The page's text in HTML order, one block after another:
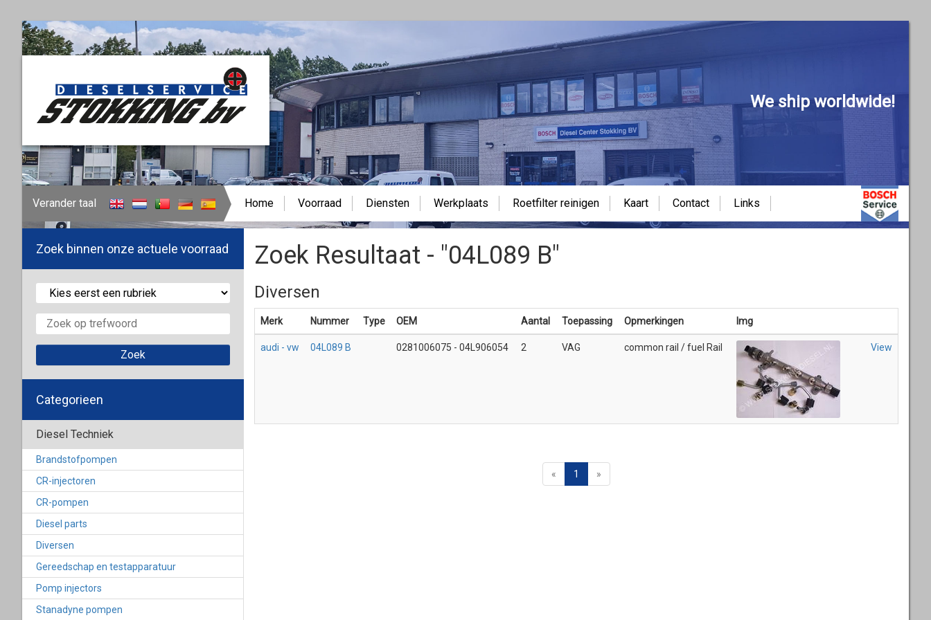
We ship worldwide!
Verander taal Home Voorraad Diensten Werkplaats Roetfilter reinigen Kaart Contact Links
Zoek binnen onze actuele voorraad
Categorieen
Diesel Techniek
Brandstofpompen
CR-injectoren
CR-pompen
Diesel parts
Diversen
Gereedschap en testapparatuur
Pomp injectors
Stanadyne pompen
Zoek Resultaat - "04L089 B"
Diversen
Merk Nummer Type OEM Aantal Toepassing Opmerkingen Img
audi - vw 04L089 B 0281006075 - 04L906054 2 VAG common rail / fuel Rail View
« 1 »